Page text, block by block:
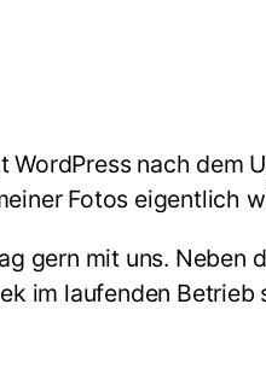
nach dem
Fotos eigentlich
gern mit uns. Neben
im laufenden Betrieb